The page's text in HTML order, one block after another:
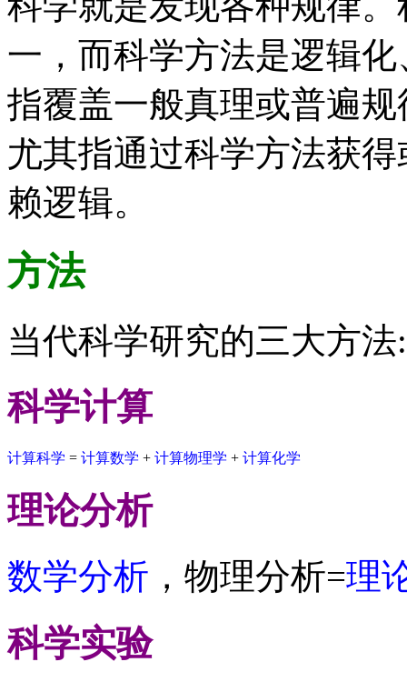
一，而科学方法是逻辑
指覆盖一般真理或普遍
尤其指通过科学方法获
赖逻辑。
方法
当代科学研究的三大方法:
科学计算
计算科学 = 计算数学 + 计算物理学 + 计算化学
理论分析
数学分析 ，物理分析=理
科学实验